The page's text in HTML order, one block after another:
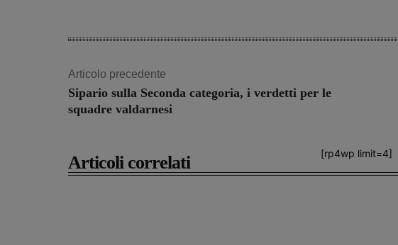
Articolo precedente
Sipario sulla Seconda categoria, i verdetti per le
squadre valdarnesi
[rp4wp limit=4]
Articoli correlati